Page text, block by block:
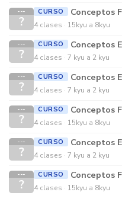
---
?
CURSO Conceptos
4 clases 15kyu a 8kyu
---
?
CURSO Conceptos
4 clases 7 kyu a 2 kyu
---
?
CURSO Conceptos
4 clases 7 kyu a 2 kyu
---
?
CURSO Conceptos
4 clases 15kyu a 8kyu
---
?
CURSO Conceptos
4 clases 7 kyu a 2 kyu
---
?
CURSO Conceptos
4 clases 15kyu a 8kyu